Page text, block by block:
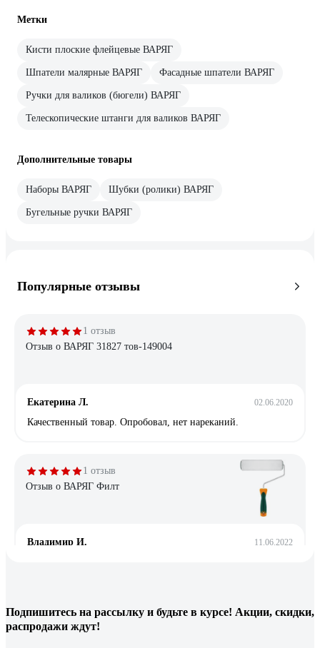
Метки
Кисти плоские флейцевые ВАРЯГ
Шпатели малярные ВАРЯГ Фасадные шпатели ВАРЯГ
Ручки для валиков (бюгели) ВАРЯГ
Телескопические штанги для валиков ВАРЯГ
Дополнительные товары
Наборы ВАРЯГ Шубки (ролики) ВАРЯГ
Бугельные ручки ВАРЯГ
Популярные отзывы
1 отзыв
Отзыв о ВАРЯГ 31827 тов-149004
Екатерина Л. 02.06.2020
Качественный товар. Опробовал, нет нареканий.
1 отзыв
Отзыв о ВАРЯГ Филт
Владимир И. 11.06.2022
21 отзыв
Отзыв о Валик сменный ВАРЯГ 32881 для
Подпишитесь на рассылку и будьте в курсе! Акции, скидки,
распродажи ждут!